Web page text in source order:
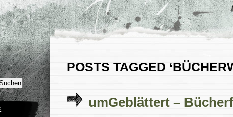
POSTS TAGGED
umGeblättert –